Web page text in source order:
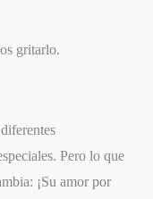
gritarlo.
Pero lo que
¡Su amor por